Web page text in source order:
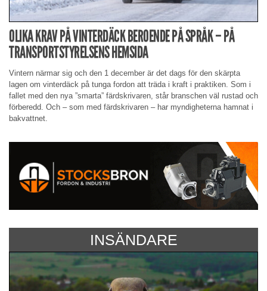
OLIKA KRAV PÅ VINTERDÄCK BEROENDE PÅ SPRÅK – PÅ
TRANSPORTSTYRELSENS HEMSIDA
Vintern närmar sig och den 1 december är det dags för den skärpta
lagen om vinterdäck på tunga fordon att träda i kraft i praktiken. Som i
fallet med den nya ”smarta” färdskrivaren, står branschen väl rustad och
förberedd. Och – som med färdskrivaren – har myndigheterna hamnat i
bakvattnet.
INSÄNDARE